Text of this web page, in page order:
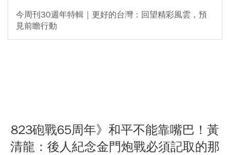
今周刊30週年特輯｜更好的台灣：回望精彩風雲，預
見前瞻行動
823砲戰65周年》和平不能靠嘴巴！黃
清龍：後人紀念金門炮戰必須記取的那